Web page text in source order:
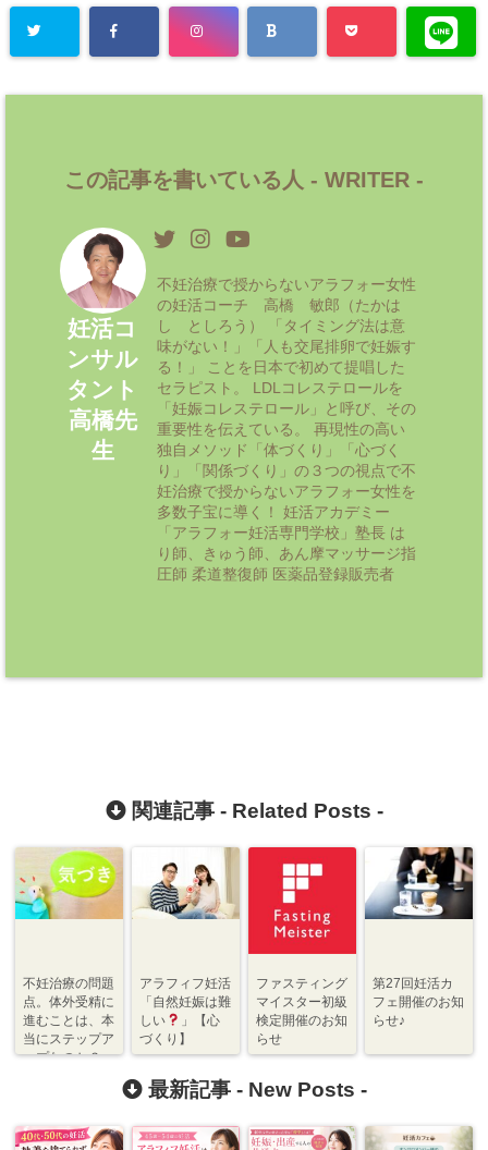
この記事を書いている人 - WRITER -
妊活コ
ンサル
タント
高橋先
生
不妊治療で授からないアラフォー女性
の妊活コーチ 高橋 敏郎（たかは
し としろう） 「タイミング法は意
味がない！」「人も交尾排卵で妊娠す
る！」 ことを日本で初めて提唱した
セラピスト。 LDLコレステロールを
「妊娠コレステロール」と呼び、その
重要性を伝えている。 再現性の高い
独自メソッド「体づくり」「心づく
り」「関係づくり」の３つの視点で不
妊治療で授からないアラフォー女性を
多数子宝に導く！ 妊活アカデミー
「アラフォー妊活専門学校」塾長 は
り師、きゅう師、あん摩マッサージ指
圧師 柔道整復師 医薬品登録販売者
関連記事 - Related Posts -
不妊治療の問題
点。体外受精に
進むことは、本
当にステップア
ップなのか？
アラフィフ妊活
「自然妊娠は難
しい
」【心
づくり】
ファスティング
マイスター初級
検定開催のお知
らせ
第27回妊活カ
フェ開催のお知
らせ♪
最新記事 - New Posts -